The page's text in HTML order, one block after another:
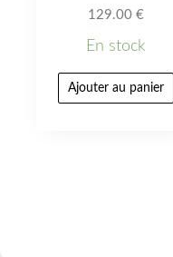
129.00€
En stock
Ajouter au panier